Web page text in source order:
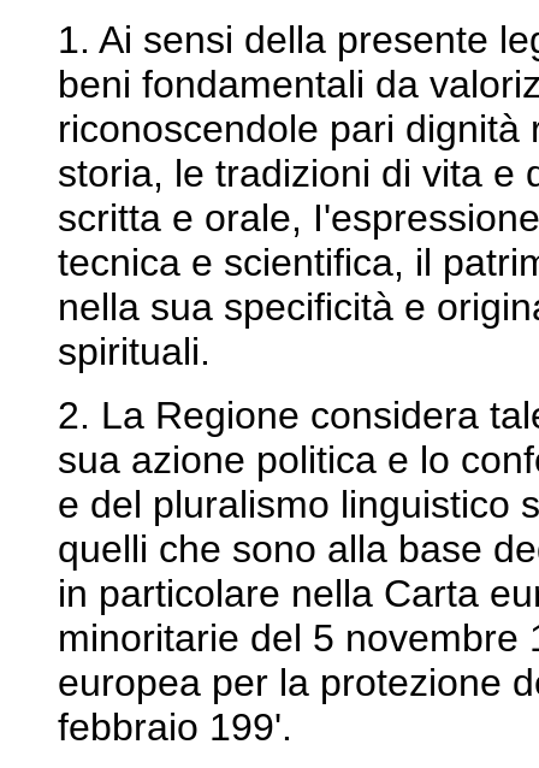
1. Ai sensi della presente
beni fondamentali da
riconoscendole pari
storia, le tradizioni di vita e
scritta e orale,
tecnica e scientifica, il
nella sua specificità e
spirituali.
2. La Regione considera
sua azione politica e lo
e del pluralismo linguistico
quelli che sono alla base
in particolare nella Carta
minoritarie del 5 novembre
europea per la protezione
febbraio 199'.